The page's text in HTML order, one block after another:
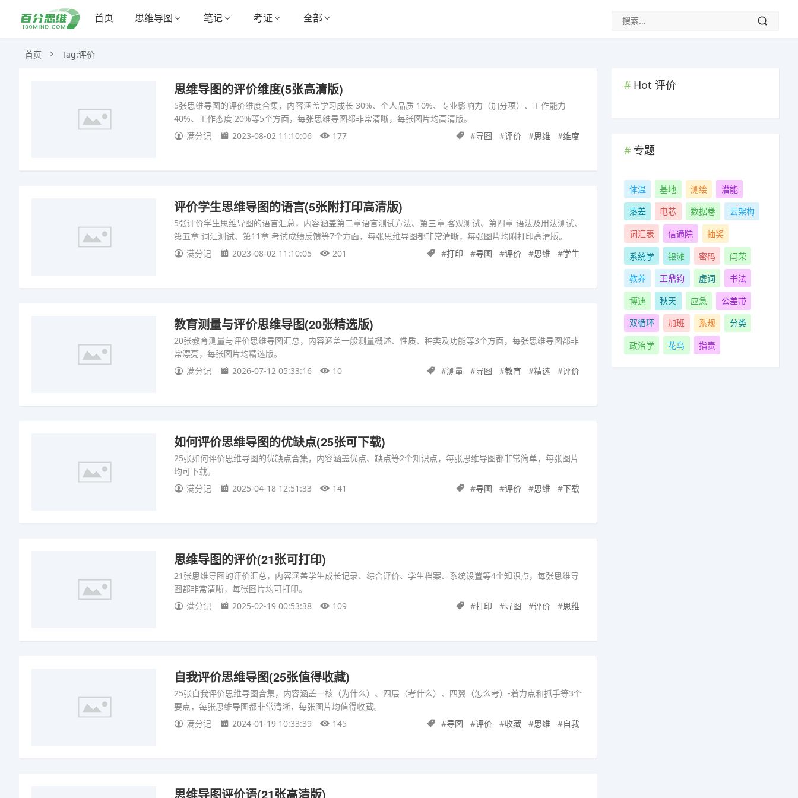
首页 思维导图 笔记 考证 全部
首页 Tag:评价
思维导图的评价维度(5张高清版)
5张思维导图的评价维度合集，内容涵盖学习成长 30%、个人品质 10%、专业影响力（加分项）、工作能力
40%、工作态度 20%等5个方面，每张思维导图都非常清晰，每张图片均高清版。
满分记
2023-08-02 11:10:06 177 #导图 #评价 #思维 #维度
评价学生思维导图的语言(5张附打印高清版)
5张评价学生思维导图的语言汇总，内容涵盖第二章语言测试方法、第三章 客观测试、第四章 语法及用法测试、
第五章 词汇测试、第11章 考试成绩反馈 等7个方面，每张思维导图都非常清晰，每张图片均附打印高清版。
满分记
2023-08-02 11:10:05 201 #打印 #导图 #评价 #思维 #学生
教育测量与评价思维导图(20张精选版)
20张教育测量与评价思维导图汇总，内容涵盖一般测量概述、性质、种类及功能等3个方面，每张思维导图都非
常漂亮，每张图片均精选版。
满分记
2026-07-12 05:33:16 10 #测量 #导图 #教育 #精选 #评价
如何评价思维导图的优缺点(25张可下载)
25张如何评价思维导图的优缺点合集，内容涵盖优点、缺点等2个知识点，每张思维导图都非常简单，每张图片
均可下载。
满分记
2025-04-18 12:51:33 141 #导图 #评价 #思维 #下载
思维导图的评价(21张可打印)
21张思维导图的评价汇总，内容涵盖学生成长记录、综合评价、学生档案、系统设置等4个知识点，每张思维导
图都非常清晰，每张图片均可打印。
满分记
2025-02-19 00:53:38 109 #打印 #导图 #评价 #思维
自我评价思维导图(25张值得收藏)
25张自我评价思维导图合集，内容涵盖一核（为什么）、四层（考什么）、四翼（怎么考）-着力点和抓手等3个
要点，每张思维导图都非常清晰，每张图片均值得收藏。
满分记
2024-01-19 10:33:39 145 #导图 #评价 #收藏 #思维 #自我
思维导图评价语(21张高清版)
Hot 评价
专题
体温 基地 测绘
潜能
落差
电芯 数据卷
云架构
词汇表
信通院
抽奖
系统学
银滩 密码
闫荣
教养
王鼎钧 虚词
书法
博迪
秋天 应急
公差带
双循环
加班 系规
分类
政治学
花鸟 指责